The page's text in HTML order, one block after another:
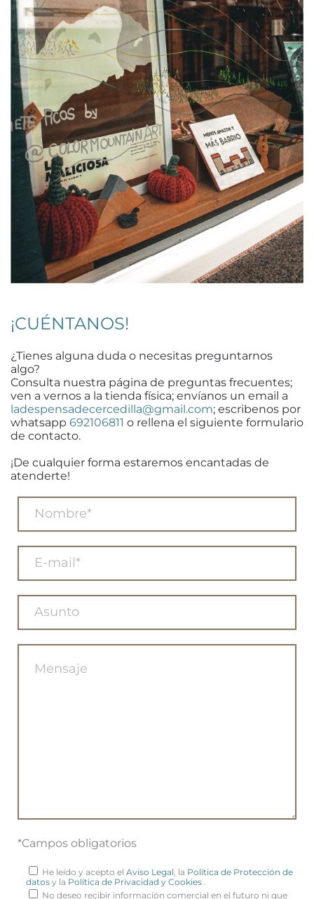
¡CUÉNTANOS!
¿Tienes alguna duda o necesitas preguntarnos
algo?
Consulta nuestra página de preguntas frecuentes;
ven a vernos a la tienda física; envíanos un email a
ladespensadecercedilla@gmail.com; escribenos por
whatsapp 692106811 o rellena el siguiente formulario
de contacto.
¡De cualquier forma estaremos encantadas de
atenderte!
*Campos obligatorios
He leído y acepto el Aviso Legal, la Política de Protección de
datos y la Política de Privacidad y Cookies .
No deseo recibir información comercial en el futuro ni que